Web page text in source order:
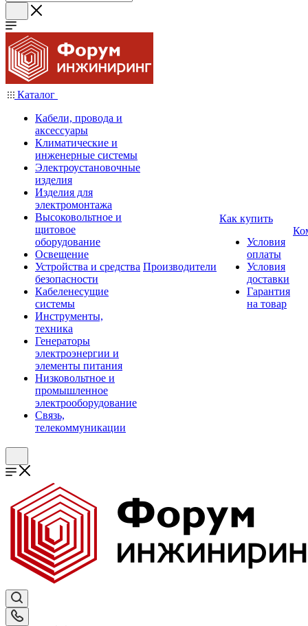
Каталог
Кабели, провода и
аксессуары
Климатические и
инженерные системы
Электроустановочные
изделия
Изделия для
электромонтажа
Высоковольтное и
щитовое
оборудование
Освещение
Устройства и средства
безопасности
Кабеленесущие
системы
Инструменты,
техника
Генераторы
электроэнергии и
элементы питания
Низковольтное и
промышленное
электрооборудование
Связь,
телекоммуникации
Производители
Как купить
Условия
оплаты
Условия
доставки
Гарантия
на товар